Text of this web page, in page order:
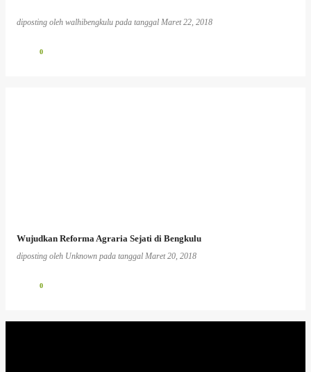
diposting oleh walhibengkulu pada tanggal Maret 22, 2018
0
Wujudkan Reforma Agraria Sejati di Bengkulu
diposting oleh Unknown pada tanggal Maret 20, 2018
0